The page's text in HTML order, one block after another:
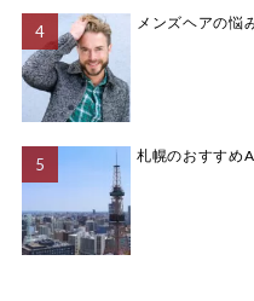
メンズヘアの悩
札幌のおすすめ